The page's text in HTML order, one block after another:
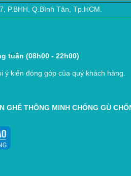
P.BHH, Q.Bình Tân, Tp.HCM.
tuần (08h00 - 22h00)
ý kiến đóng góp của quý khách hàng.
GHẾ THÔNG MINH CHỐNG GÙ